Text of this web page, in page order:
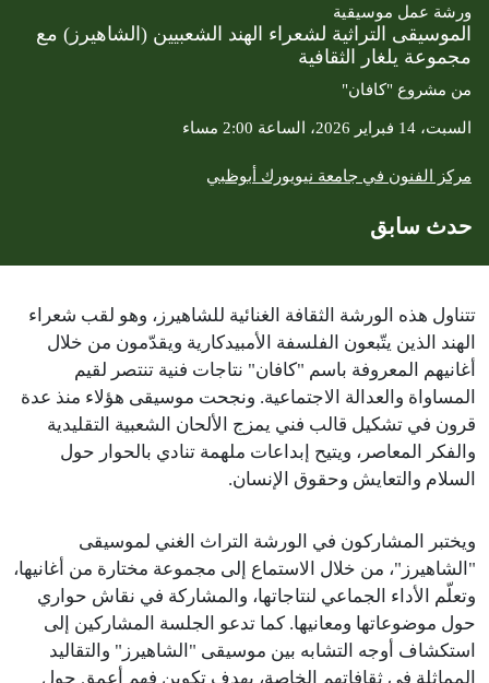
ورشة عمل موسيقية
الموسيقى التراثية لشعراء الهند الشعبيين (الشاهيرز) مع
مجموعة يلغار الثقافية
من مشروع "كافان"
السبت، 14 فبراير 2026، الساعة 2:00 مساء
مركز الفنون في جامعة نيويورك أبوظبي
حدث سابق
تتناول هذه الورشة الثقافة الغنائية للشاهيرز، وهو لقب شعراء
الهند الذين يتّبعون الفلسفة الأمبيدكارية ويقدّمون من خلال
أغانيهم المعروفة باسم "كافان" نتاجات فنية تنتصر لقيم
المساواة والعدالة الاجتماعية. ونجحت موسيقى هؤلاء منذ عدة
قرون في تشكيل قالب فني يمزج الألحان الشعبية التقليدية
والفكر المعاصر، ويتيح إبداعات ملهمة تنادي بالحوار حول
السلام والتعايش وحقوق الإنسان.
ويختبر المشاركون في الورشة التراث الغني لموسيقى
"الشاهيرز"، من خلال الاستماع إلى مجموعة مختارة من أغانيها،
وتعلّم الأداء الجماعي لنتاجاتها، والمشاركة في نقاش حواري
حول موضوعاتها ومعانيها. كما تدعو الجلسة المشاركين إلى
استكشاف أوجه التشابه بين موسيقى "الشاهيرز" والتقاليد
المماثلة في ثقافاتهم الخاصة، بهدف تكوين فهم أعمق حول